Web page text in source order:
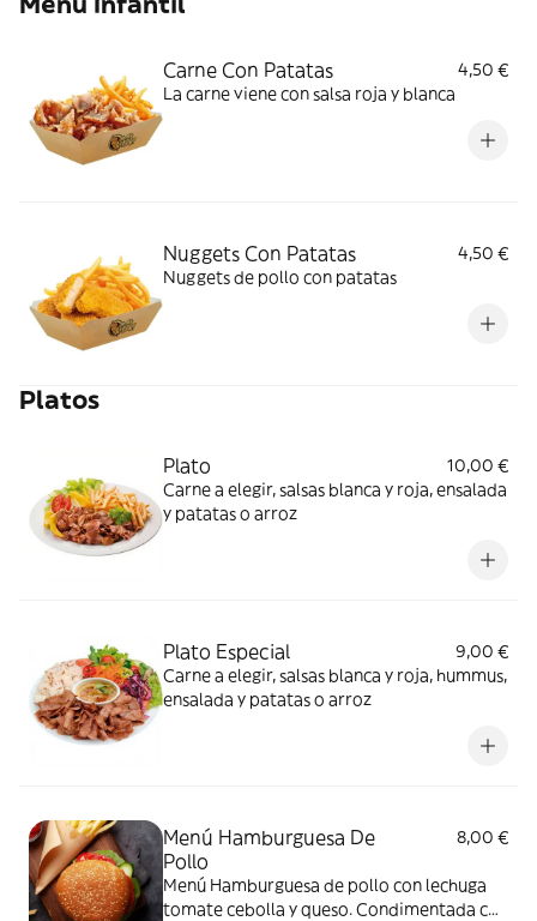
Carne Con Patatas
4,50 €
La carne viene con salsa roja y blanca
Nuggets Con Patatas
4,50 €
Nuggets de pollo con patatas
Platos
Plato
10,00 €
Carne a elegir, salsas blanca y roja, ensalada
y patatas o arroz
Plato Especial
9,00 €
Carne a elegir, salsas blanca y roja, hummus,
ensalada y patatas o arroz
Menú Hamburguesa De
Pollo
8,00 €
Menú Hamburguesa de pollo con lechuga
tomate cebolla y queso. Condimentada con